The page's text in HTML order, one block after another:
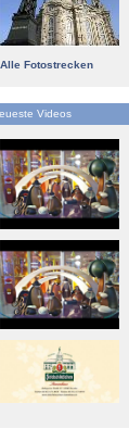
Alle Fotostrecken
Videos